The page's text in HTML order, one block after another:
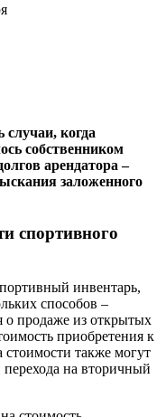
когда
собственником
арендатора –
заложенного
спортивного
инвентарь,
способов –
о продаже из открытых
приобретения к
стоимости также могут
на вторичный